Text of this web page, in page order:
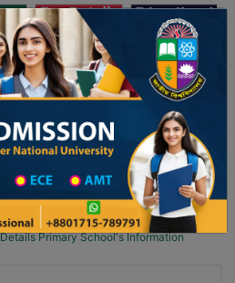
অনার্স ভর্তি প্রফেশনাল অনার্স
ঢাকা বিশ্ববিদ্যালয় ২০২৫-২৬ শিক্ষাবর্ষে
Division List
Primary School in গোলাপগঞ্জ
Details Primary School's Information